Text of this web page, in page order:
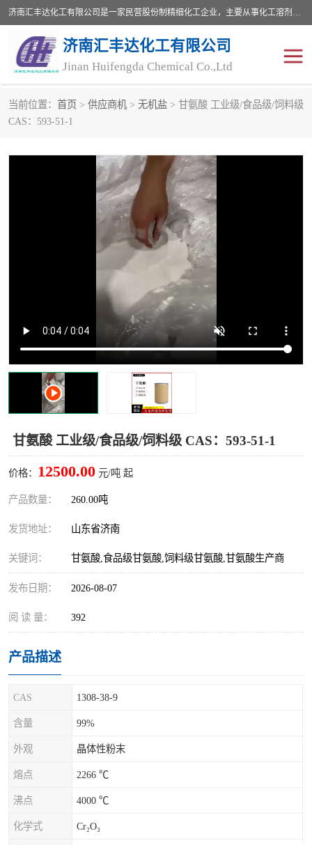
济南汇丰达化工有限公司是一家民营股份制精细化工企业，主要从事化工溶剂、药用辅料、合成中间体等深加工产品的研制开发、生产、销售和进出口贸易。主营产品：环氧丙烷，十二烷基苯，甲基磺酸，磺酸，DMF，DMAC，甘油，苯甲醇，乙酰氯，甲基丙烯酸，甲基丙烯酸甲酯，叔丁醇，异辛酸，二乙烯三胺，一乙，二乙‎，三乙醇胺，原乙酸三甲酯等化工产品及中间体。欢迎各界朋友洽谈咨询业务。
济南汇丰达化工有限公司
Jinan Huifengda Chemical Co.,Ltd
当前位置： 首页 > 供应商机 > 无机盐 > 甘氨酸 工业级/食品级/饲料级
CAS：593-51-1
甘氨酸 工业级/食品级/饲料级 CAS：593-51-1
价格： 12500.00 元/吨 起
产品数量： 260.00吨
发货地址： 山东省济南
关键词： 甘氨酸,食品级甘氨酸,饲料级甘氨酸,甘氨酸生产商
发布日期： 2026-08-07
阅 读 量： 392
产品描述
CAS 1308-38-9
含量 99%
外观 晶体性粉末
熔点 2266 ℃
沸点 4000 ℃
化学式 Cr₂O₃
胺类
醇类 醚类
酚类
无机化工原料
有机溶剂
十二烷基苯
十二烷基苯磺酸 甲醇钠
丙二醇甲醚醋酸酯
醛类
酯类
烷烃化工原料 合成中间体